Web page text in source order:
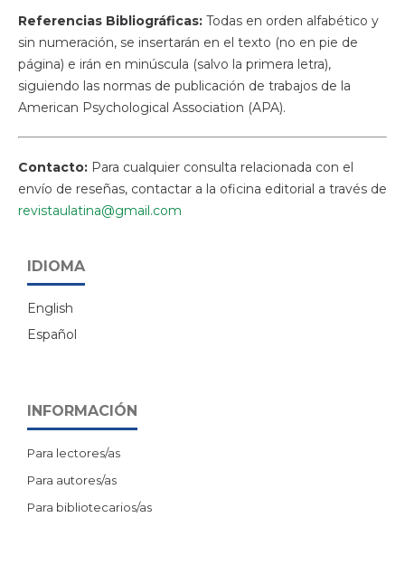
Referencias Bibliográficas:Todas en orden alfabético y
sin numeración, se insertarán en el texto (no en pie de
página) e irán en minúscula (salvo la primera letra),
siguiendo las normas de publicación de trabajos de la
American Psychological Association (APA).
Contacto:Para cualquier consulta relacionada con el
envío de reseñas, contactar a la oficina editorial a través de
revistaulatina@gmail.com
IDIOMA
English
Español
INFORMACIÓN
Para lectores/as
Para autores/as
Para bibliotecarios/as